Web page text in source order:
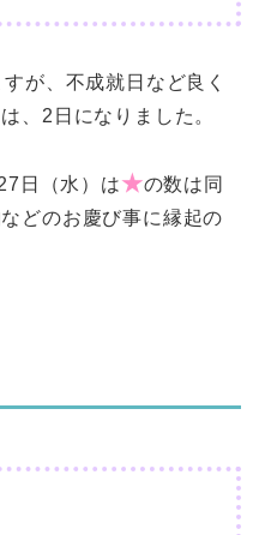
が、不成就日など良く
、2日になりました。
日（水）は★の数は同
どのお慶び事に縁起の